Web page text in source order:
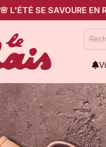
🌸 L'ÉTÉ SE SAVOURE EN